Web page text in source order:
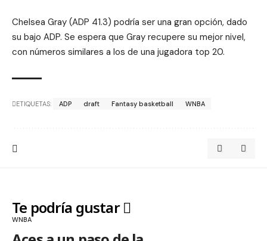
Chelsea Gray (ADP 41.3) podría ser una gran opción, dado
su bajo ADP. Se espera que Gray recupere su mejor nivel,
con números similares a los de una jugadora top 20.
ETIQUETAS: ADP draft Fantasy basketball WNBA
Te podría gustar
WNBA